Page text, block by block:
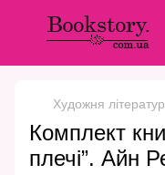
Художня
Комплект
плечі”. Айн